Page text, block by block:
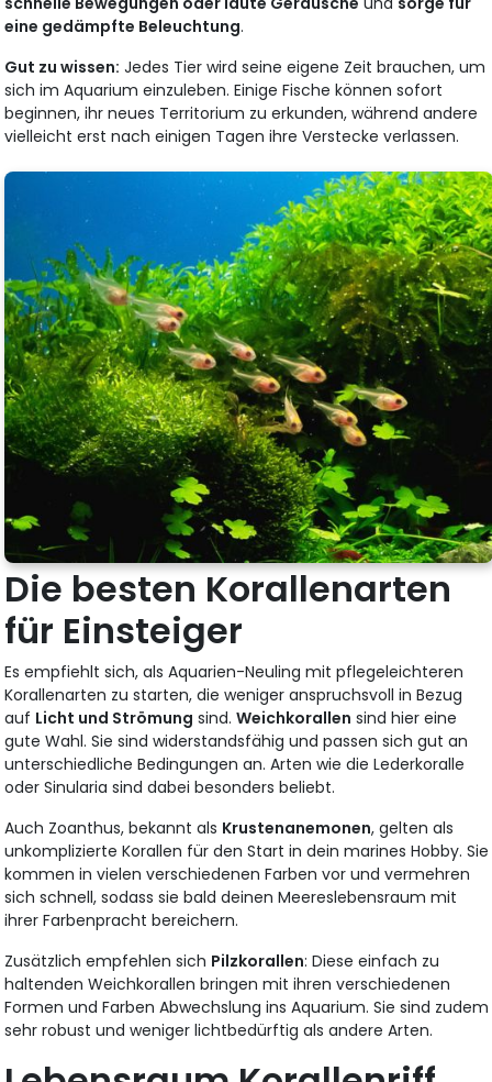
eine gedämpfte Beleuchtung.
Gut zu wissen: Jedes Tier wird seine eigene Zeit brauchen, um
sich im Aquarium einzuleben. Einige Fische können sofort
beginnen, ihr neues Territorium zu erkunden, während andere
vielleicht erst nach einigen Tagen ihre Verstecke verlassen.
Die besten Korallenarten
für Einsteiger
Es empfiehlt sich, als Aquarien-Neuling mit pflegeleichteren
Korallenarten zu starten, die weniger anspruchsvoll in Bezug
auf Licht und Strömung sind.Weichkorallen sind hier eine
gute Wahl. Sie sind widerstandsfähig und passen sich gut an
unterschiedliche Bedingungen an. Arten wie die Lederkoralle
oder Sinularia sind dabei besonders beliebt.
Auch Zoanthus, bekannt als Krustenanemonen, gelten als
unkomplizierte Korallen für den Start in dein marines Hobby. Sie
kommen in vielen verschiedenen Farben vor und vermehren
sich schnell, sodass sie bald deinen Meereslebensraum mit
ihrer Farbenpracht bereichern.
Zusätzlich empfehlen sich Pilzkorallen: Diese einfach zu
haltenden Weichkorallen bringen mit ihren verschiedenen
Formen und Farben Abwechslung ins Aquarium. Sie sind zudem
sehr robust und weniger lichtbedürftig als andere Arten.